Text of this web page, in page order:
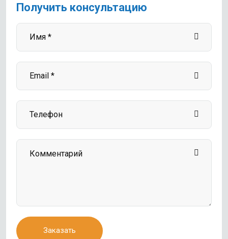
Получить консультацию
Заказать